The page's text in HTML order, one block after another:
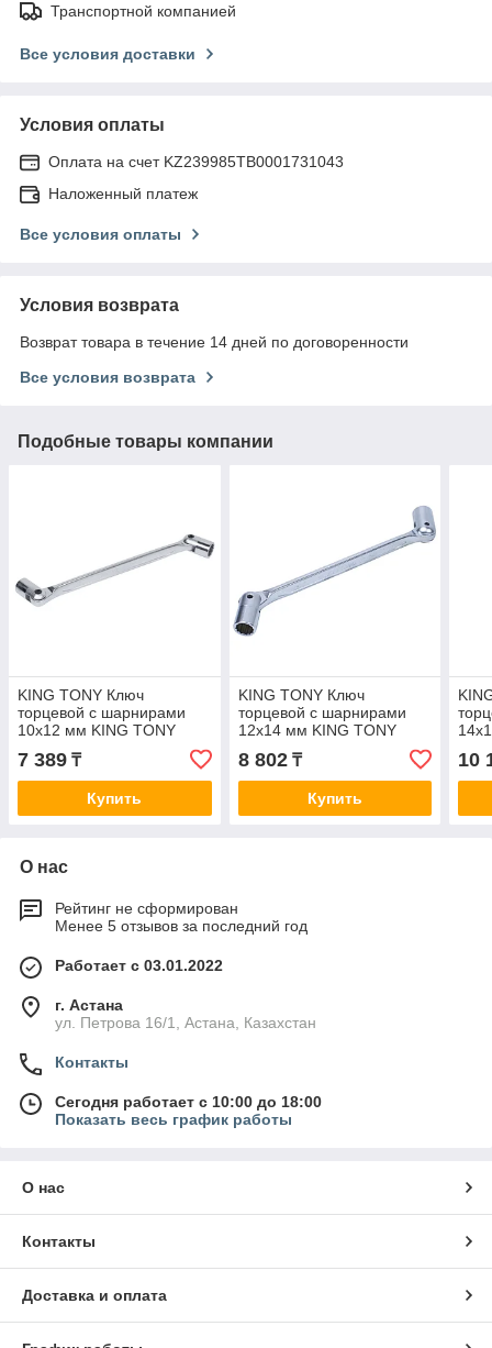
Транспортной компанией
Все условия доставки
Условия оплаты
Оплата на счет KZ239985TB0001731043
Наложенный платеж
Все условия оплаты
Условия возврата
Возврат товара в течение 14 дней по договоренности
Все условия возврата
Подобные товары компании
KING TONY Ключ
торцевой с шарнирами
10x12 мм KING TONY
7 389 ₸
Купить
KING TONY Ключ
торцевой с шарнирами
12x14 мм KING TONY
8 802₸
Купить
10
О нас
Рейтинг не сформирован
Менее 5 отзывов за последний год
Работает с 03.01.2022
г. Астана
ул. Петрова 16/1, Астана, Казахстан
Контакты
Сегодня работает с 10:00 до 18:00
Показать весь график работы
О нас
Контакты
Доставка и оплата